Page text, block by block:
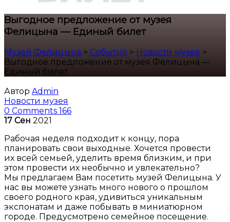
Выгодное предложение от музея
Фелицына — Единый билет
Музей Фелицына > События > Новости музея >
Выгодное предложение от музея Фелицына —
Единый билет
Автор Admin
Новости музея
0 Comments 166
17 Сен 2021
Рабочая неделя подходит к концу, пора
планировать свои выходные. Хочется провести
их всей семьей, уделить время близким, и при
этом провести их необычно и увлекательно?
Мы предлагаем Вам посетить музей Фелицына. У
нас вы можете узнать много нового о прошлом
своего родного края, удивиться уникальным
экспонатам и даже побывать в миниатюрном
городе. Предусмотрено семейное посещение.